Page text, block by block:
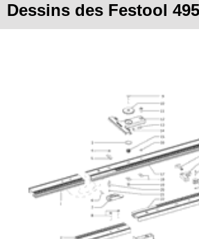
Dessins des Festool